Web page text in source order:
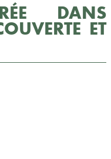
DANS
ET